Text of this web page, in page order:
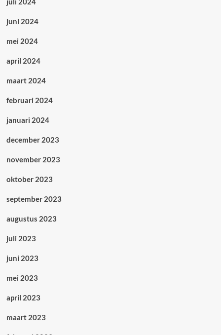
juni 2024
mei 2024
april 2024
maart 2024
februari 2024
januari 2024
december 2023
november 2023
oktober 2023
september 2023
augustus 2023
juli 2023
juni 2023
mei 2023
april 2023
maart 2023